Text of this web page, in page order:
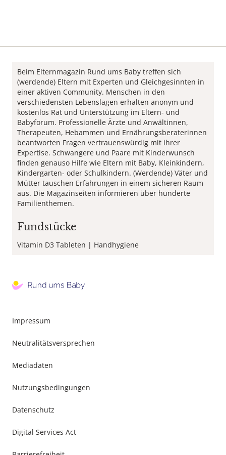
Beim Elternmagazin Rund ums Baby treffen sich
(werdende) Eltern mit Experten und Gleichgesinnten in
einer aktiven Community. Menschen in den
verschiedensten Lebenslagen erhalten anonym und
kostenlos Rat und Unterstützung im Eltern- und
Babyforum. Professionelle Ärzte und Anwältinnen,
Therapeuten, Hebammen und Ernährungsberaterinnen
beantworten Fragen vertrauenswürdig mit ihrer
Expertise. Schwangere und Paare mit Kinderwunsch
finden genauso Hilfe wie Eltern mit Baby, Kleinkindern,
Kindergarten- oder Schulkindern. (Werdende) Väter und
Mütter tauschen Erfahrungen in einem sicheren Raum
aus. Die Magazinseiten informieren über hunderte
Familienthemen.
Fundstücke
Vitamin D3 Tableten Handhygiene
Impressum
Neutralitätsversprechen
Mediadaten
Nutzungsbedingungen
Datenschutz
Digital Services Act